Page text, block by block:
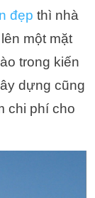
đẹp thì nhà
một mặt
trong kiến
dựng cũng
chi phí cho